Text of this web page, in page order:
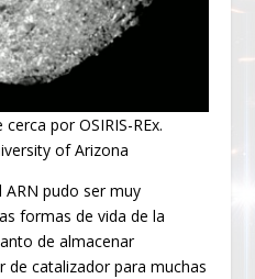
por OSIRIS-REx.
of Arizona
pudo ser muy
formas de vida de la
de almacenar
catalizador para muchas